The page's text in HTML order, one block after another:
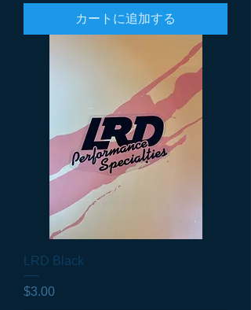
カートに追加する
LRD Black
価格
$3.00